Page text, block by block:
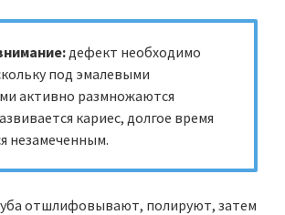
дефект необходимо
под эмалевыми
активно размножаются
кариес, долгое время
незамеченным.
отшлифовывают, полируют, затем